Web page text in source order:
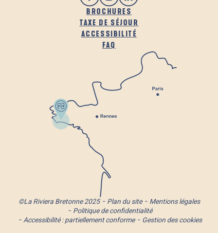
BROCHURES
TAXE DE SÉJOUR
ACCESSIBILITÉ
FAQ
©La Riviera Bretonne 2025 Plan du site
Mentions légales
Politique de confidentialité
Accessibilité : partiellement conforme
Gestion des cookies